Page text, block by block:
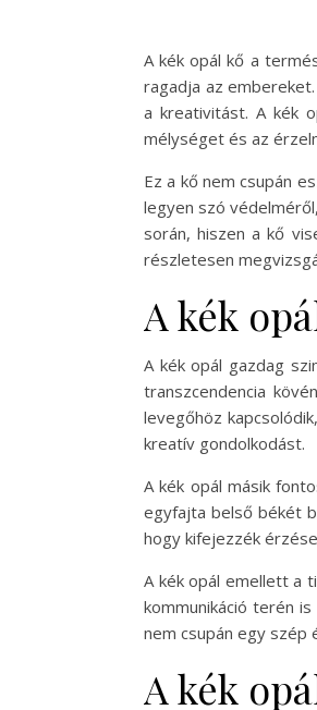
A kék opál kő a
ragadja az
a kreativitást. A kék
mélységet és az
Ez a kő nem csupán
legyen szó
során, hiszen a kő
részletesen
A kék
A kék opál gazdag
transzcendencia
levegőhöz
kreatív gondolkodást.
A kék opál másik
egyfajta belső békét
hogy kifejezzék
A kék opál emellett a
kommunikáció terén
nem csupán egy szép
A kék